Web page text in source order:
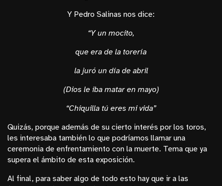
Y Pedro Salinas nos dice:
“Y un mocito,
que era de la torería
la juró un día de abril
(Dios le iba matar en mayo)
“Chiquilla tú eres mi vida”
Quizás, porque además de su cierto interés por los toros,
les interesaba también lo que podríamos llamar una
ceremonia de enfrentamiento con la muerte. Tema que ya
supera el ámbito de esta exposición.
Al final, para saber algo de todo esto hay que ir a las